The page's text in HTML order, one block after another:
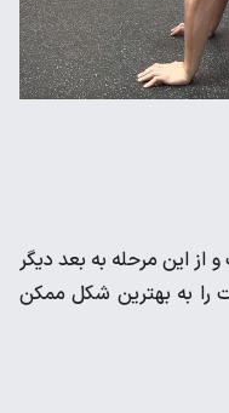
این مرحله به بعد دیگر
را به بهترین شکل ممکن